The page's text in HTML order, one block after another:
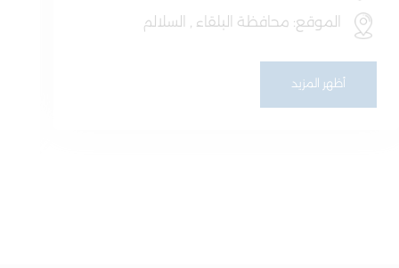
الموقع: محافظة البلقاء , السلالم
أظهر المزيد